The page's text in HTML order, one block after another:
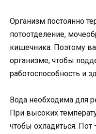
Организм постоянно
потоотделение,
кишечника. Поэтому
организме, чтобы
работоспособность и
Вода необходима для
При высоких
чтобы охладиться. Пот